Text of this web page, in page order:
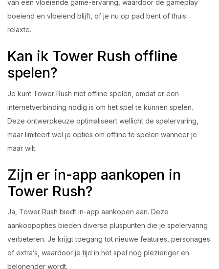
van een vloeiende game-ervaring, waardoor de gameplay
boeiend en vloeiend blijft, of je nu op pad bent of thuis
relaxte.
Kan ik Tower Rush offline
spelen?
Je kunt Tower Rush niet offline spelen, omdat er een
internetverbinding nodig is om het spel te kunnen spelen.
Deze ontwerpkeuze optimaliseert wellicht de spelervaring,
maar limiteert wel je opties om offline te spelen wanneer je
maar wilt.
Zijn er in-app aankopen in
Tower Rush?
Ja, Tower Rush biedt in-app aankopen aan. Deze
aankoopopties bieden diverse pluspunten die je spelervaring
verbeteren. Je krijgt toegang tot nieuwe features, personages
of extra’s, waardoor je tijd in het spel nog plezieriger en
belonender wordt.